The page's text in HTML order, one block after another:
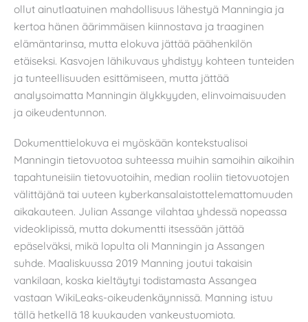
ollut ainutlaatuinen mahdollisuus lähestyä Manningia ja
kertoa hänen äärimmäisen kiinnostava ja traaginen
elämäntarinsa, mutta elokuva jättää päähenkilön
etäiseksi. Kasvojen lähikuvaus yhdistyy kohteen tunteiden
ja tunteellisuuden esittämiseen, mutta jättää
analysoimatta Manningin älykkyyden, elinvoimaisuuden
ja oikeudentunnon.
Dokumenttielokuva ei myöskään kontekstualisoi
Manningin tietovuotoa suhteessa muihin samoihin aikoihin
tapahtuneisiin tietovuotoihin, median rooliin tietovuotojen
välittäjänä tai uuteen kyberkansalaistottelemattomuuden
aikakauteen. Julian Assange vilahtaa yhdessä nopeassa
videoklipissä, mutta dokumentti itsessään jättää
epäselväksi, mikä lopulta oli Manningin ja Assangen
suhde. Maaliskuussa 2019 Manning joutui takaisin
vankilaan, koska kieltäytyi todistamasta Assangea
vastaan WikiLeaks-oikeudenkäynnissä. Manning istuu
tällä hetkellä 18 kuukauden vankeustuomiota.